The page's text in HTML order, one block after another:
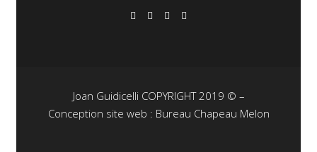
Joan Guidicelli COPYRIGHT 2019 © –
Conception site web : Bureau Chapeau Melon